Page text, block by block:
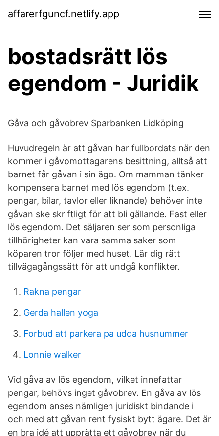
affarerfguncf.netlify.app
bostadsrätt lös
egendom - Juridik
Gåva och gåvobrev Sparbanken Lidköping
Huvudregeln är att gåvan har fullbordats när den
kommer i gåvomottagarens besittning, alltså att
barnet får gåvan i sin ägo. Om mamman tänker
kompensera barnet med lös egendom (t.ex.
pengar, bilar, tavlor eller liknande) behöver inte
gåvan ske skriftligt för att bli gällande. Fast eller
lös egendom. Det säljaren ser som personliga
tillhörigheter kan vara samma saker som
köparen tror följer med huset. Lär dig rätt
tillvägagångssätt för att undgå konflikter.
Rakna pengar
Gerda hallen yoga
Forbud att parkera pa udda husnummer
Lonnie walker
Vid gåva av lös egendom, vilket innefattar
pengar, behövs inget gåvobrev. En gåva av lös
egendom anses nämligen juridiskt bindande i
och med att gåvan rent fysiskt bytt ägare. Det är
en bra idé att upprätta ett gåvobrev när du